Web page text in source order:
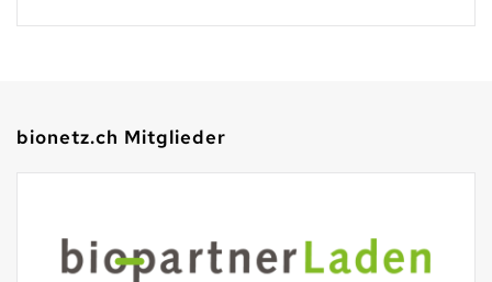
bionetz.ch Mitglieder